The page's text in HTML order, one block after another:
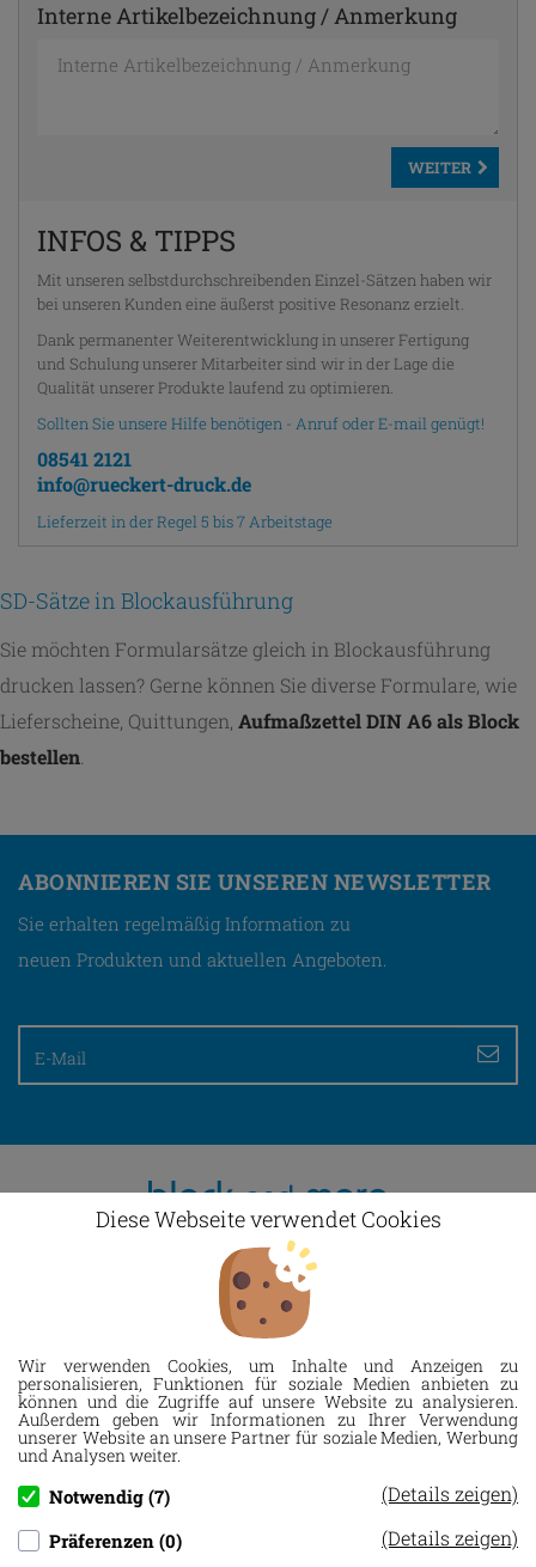
Diese Webseite verwendet Cookies
Wir verwenden Cookies, um Inhalte und Anzeigen zu
personalisieren, Funktionen für soziale Medien anbieten zu
können und die Zugriffe auf unsere Website zu analysieren.
Außerdem geben wir Informationen zu Ihrer Verwendung
unserer Website an unsere Partner für soziale Medien, Werbung
und Analysen weiter.
Notwendig (7) (Details zeigen)
Präferenzen (0) (Details zeigen)
Interne Artikelbezeichnung / Anmerkung
WEITER
INFOS & TIPPS
Mit unseren selbstdurchschreibenden Einzel-Sätzen haben wir
bei unseren Kunden eine äußerst positive Resonanz erzielt.
Dank permanenter Weiterentwicklung in unserer Fertigung
und Schulung unserer Mitarbeiter sind wir in der Lage die
Qualität unserer Produkte laufend zu optimieren.
Sollten Sie unsere Hilfe benötigen - Anruf oder E-mail genügt!
08541 2121
info@rueckert-druck.de
Lieferzeit in der Regel 5 bis 7 Arbeitstage
SD-Sätze in Blockausführung
Sie möchten Formularsätze gleich in Blockausführung
drucken lassen? Gerne können Sie diverse Formulare, wie
Lieferscheine, Quittungen, Aufmaßzettel DIN A6 als Block
bestellen
ABONNIEREN SIE UNSEREN NEWSLETTER
Sie erhalten regelmäßig Information zu
neuen Produkten und aktuellen Angeboten.
94474 Vilshofen a. d. Donau
Fax 08541 3386
info@rueckert-druck.de
SIE HABEN FRAGEN?
F.A.Q.